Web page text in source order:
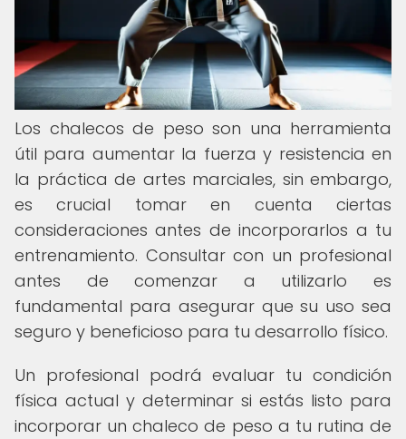
Los chalecos de peso son una herramienta
útil para aumentar la fuerza y resistencia en
la práctica de artes marciales, sin embargo,
es crucial tomar en cuenta ciertas
consideraciones antes de incorporarlos a tu
entrenamiento. Consultar con un profesional
antes de comenzar a utilizarlo es
fundamental para asegurar que su uso sea
seguro y beneficioso para tu desarrollo físico.
Un profesional podrá evaluar tu condición
física actual y determinar si estás listo para
incorporar un chaleco de peso a tu rutina de